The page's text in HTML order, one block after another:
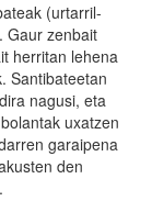
(urtarril-
Gaur zenbait
herritan lehena
Santibateetan
nagusi, eta
uxatzen
garaipena
den